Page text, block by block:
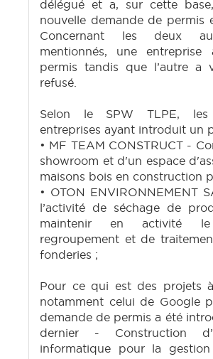
délégué et a, sur cette
nouvelle demande de permis
Concernant les deux
mentionnés, une
permis tandis que l’autre a
refusé.
Selon le SPW TLPE,
entreprises ayant introduit un
• MF TEAM CONSTRUCT -
showroom et d'un espace
maisons bois en construction
• OTON ENVIRONNEMENT
l’activité de séchage de
maintenir en activité
regroupement et de
fonderies ;
Pour ce qui est des projets
notamment celui de Google
demande de permis a été
dernier - Construction
informatique pour la gestion